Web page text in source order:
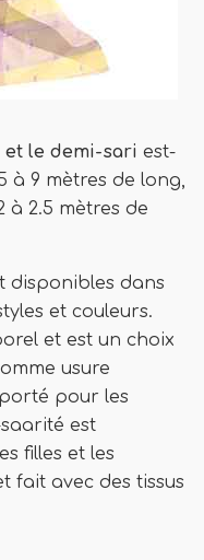
et le demi-sari est-
à 9 mètres de long,
à 2.5 mètres de
disponibles dans
et couleurs.
et est un choix
usure
pour les
est
filles et les
fait avec des tissus